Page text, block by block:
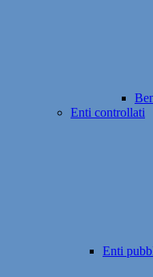
Enti controllati
Enti